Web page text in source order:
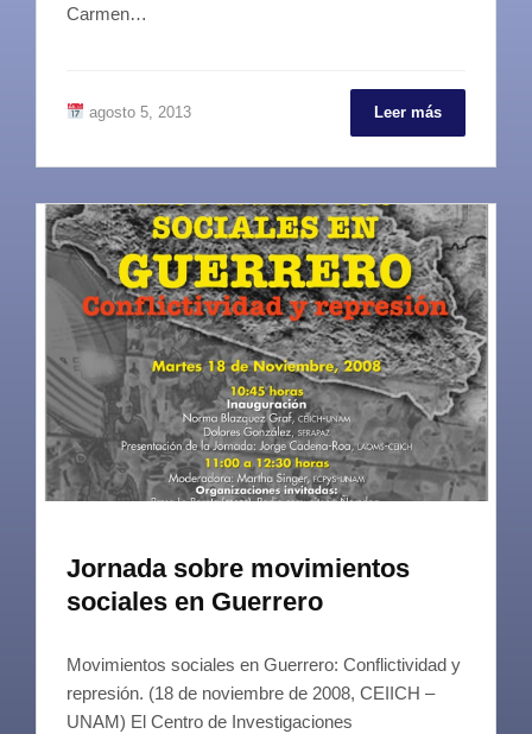
Carmen…
agosto 5, 2013 Leer más
Jornada sobre movimientos
sociales en Guerrero
Movimientos sociales en Guerrero: Conflictividad y
represión. (18 de noviembre de 2008, CEIICH –
UNAM) El Centro de Investigaciones